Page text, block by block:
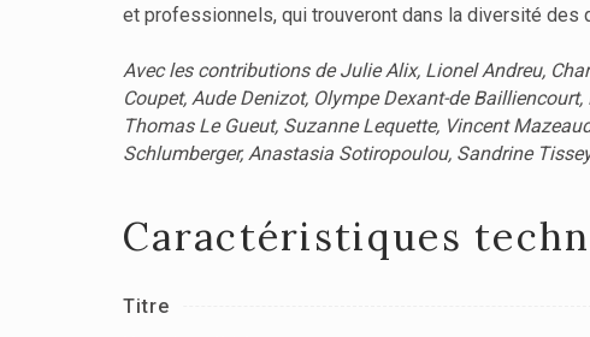
et professionnels, qui trouveront dans la diversité des
Avec les contributions de Julie Alix, Lionel Andreu,
Coupet, Aude Denizot, Olympe Dexant-de
Thomas Le Gueut, Suzanne Lequette, Vincent
Schlumberger, Anastasia Sotiropoulou, Sandrine
Caractéristiques
Titre